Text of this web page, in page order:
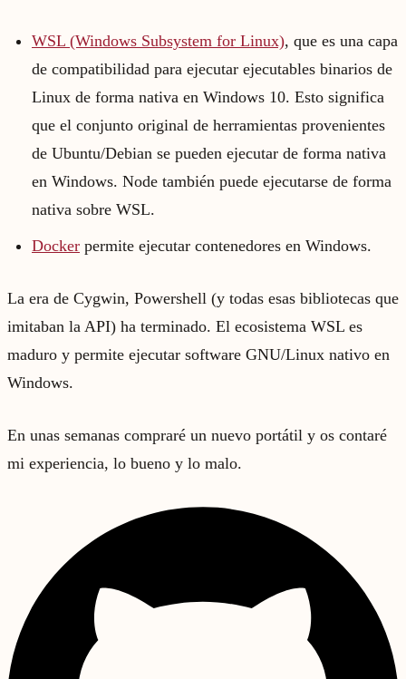
WSL (Windows Subsystem for Linux), que es una capa
de compatibilidad para ejecutar ejecutables binarios de
Linux de forma nativa en Windows 10. Esto significa
que el conjunto original de herramientas provenientes
de Ubuntu/Debian se pueden ejecutar de forma nativa
en Windows. Node también puede ejecutarse de forma
nativa sobre WSL.
Docker permite ejecutar contenedores en Windows.
La era de Cygwin, Powershell (y todas esas bibliotecas que
imitaban la API) ha terminado. El ecosistema WSL es
maduro y permite ejecutar software GNU/Linux nativo en
Windows.
En unas semanas compraré un nuevo portátil y os contaré
mi experiencia, lo bueno y lo malo.